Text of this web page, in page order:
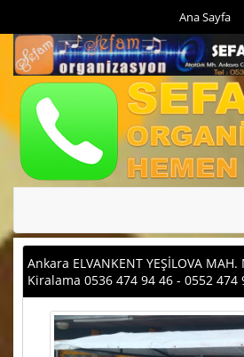
Ana Sayfa
Ankara ELVANKENT YEŞİLOVA
Kiralama 0536 474 94 46 - 0552 474